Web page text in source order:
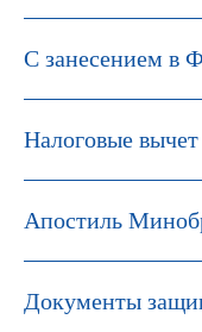
С занесением
Налоговые
Апостиль
Документы